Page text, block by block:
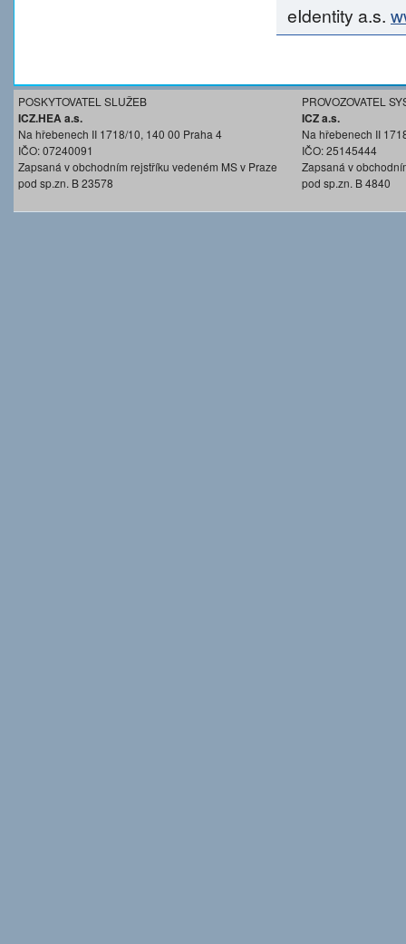
eIdentity a.s.
POSKYTOVATEL SLUŽEB
ICZ.HEA a.s.
Na hřebenech II 1718/10, 140 00 Praha 4
IČO: 07240091
Zapsaná v obchodním rejstříku vedeném MS v Praze
pod sp.zn. B 23578
PROVOZOVATEL
ICZ a.s.
Na hřebenech II
IČO: 25145444
Zapsaná v
pod sp.zn. B 4840